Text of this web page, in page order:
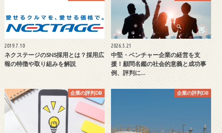
2019.7.10
ネクステージのSNS採用とは？採用広
報の特徴や取り組みを解説
2026.5.21
中堅・ベンチャー企業の経営を支
援！顧問名鑑の社会的意義と成功事
例、評判に…
企業の評判DB 企業の評判DB